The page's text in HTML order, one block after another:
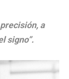
a
signo”.